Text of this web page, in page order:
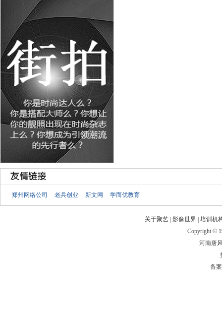
郑州网络公司 老兵创业 新文网 学而优教育
关于聚艺 影像世界 培训机
Copyright ©
河南唐
备